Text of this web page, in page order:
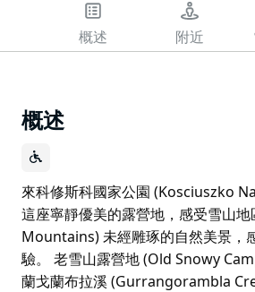
概述 附近
概述
來科修斯科國家公園 (Kosciuszko
這座寧靜優美的露營地，感受雪山
Mountains) 未經雕琢的自然美景，
驗。 老雪山露營地 (Old Snowy
蘭戈蘭布拉溪 (Gurrangorambla